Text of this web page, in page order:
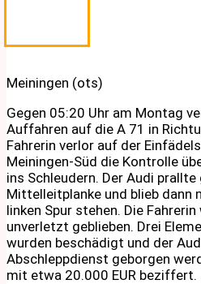
Meiningen (ots)
Gegen 05:20 Uhr am Montag
Auffahren auf die A 71 in
Fahrerin verlor auf der
Meiningen-Süd die Kontrolle
ins Schleudern. Der Audi prallte
Mittelleitplanke und blieb dann
linken Spur stehen. Die
unverletzt geblieben. Drei
wurden beschädigt und der
Abschleppdienst geborgen
mit etwa 20.000 EUR beziffert.